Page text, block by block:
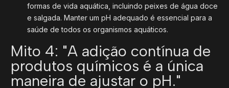
formas de vida aquática, incluindo peixes de água doce
e salgada. Manter um pH adequado é essencial para a
saúde de todos os organismos aquáticos.
Mito 4: "A adição contínua de
produtos químicos é a única
maneira de ajustar o pH."